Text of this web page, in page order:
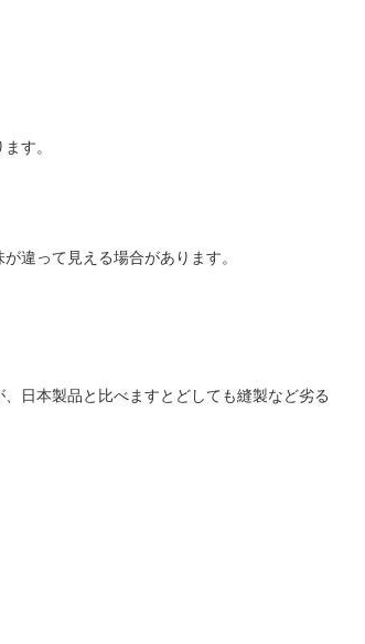
す。
違って見える場合があります。
日本製品と比べますとどしても縫製など劣る